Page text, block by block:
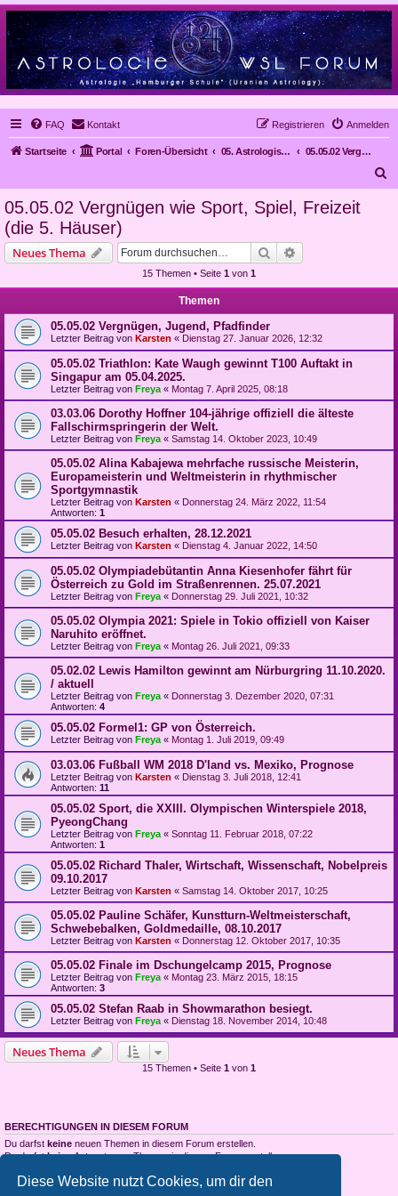
Diese Website nutzt Cookies, um dir den
FAQ Kontakt Anmelden
Registrieren
Startseite Portal Foren-Übersicht 05. Astrologische Gutachten
05.05.02 Vergnügen wie Sport, Spiel, Freizeit (die 5. Häuser)
05.05.02 Vergnügen wie Sport, Spiel, Freizeit
(die 5. Häuser)
Neues Thema Suche
15 Themen • Seite 1 von 1
Themen
05.05.02 Vergnügen, Jugend, Pfadfinder
Letzter Beitrag von Karsten « Dienstag 27. Januar 2026, 12:32
05.05.02 Triathlon: Kate Waugh gewinnt T100 Auftakt in
Singapur am 05.04.2025.
Letzter Beitrag von Freya « Montag 7. April 2025, 08:18
03.03.06 Dorothy Hoffner 104-jährige offiziell die älteste
Fallschirmspringerin der Welt.
Letzter Beitrag von Freya « Samstag 14. Oktober 2023, 10:49
05.05.02 Alina Kabajewa mehrfache russische Meisterin,
Europameisterin und Weltmeisterin in rhythmischer
Sportgymnastik
Letzter Beitrag von Karsten « Donnerstag 24. März 2022, 11:54
Antworten: 1
05.05.02 Besuch erhalten, 28.12.2021
Letzter Beitrag von Karsten « Dienstag 4. Januar 2022, 14:50
05.05.02 Olympiadebütantin Anna Kiesenhofer fährt für
Österreich zu Gold im Straßenrennen. 25.07.2021
Letzter Beitrag von Freya « Donnerstag 29. Juli 2021, 10:32
05.05.02 Olympia 2021: Spiele in Tokio offiziell von Kaiser
Naruhito eröffnet.
Letzter Beitrag von Freya « Montag 26. Juli 2021, 09:33
05.02.02 Lewis Hamilton gewinnt am Nürburgring 11.10.2020.
/ aktuell
Letzter Beitrag von Freya « Donnerstag 3. Dezember 2020, 07:31
Antworten: 4
05.05.02 Formel1: GP von Österreich.
Letzter Beitrag von Freya « Montag 1. Juli 2019, 09:49
03.03.06 Fußball WM 2018 D'land vs. Mexiko, Prognose
Letzter Beitrag von Karsten « Dienstag 3. Juli 2018, 12:41
Antworten: 11
05.05.02 Sport, die XXIII. Olympischen Winterspiele 2018,
PyeongChang
Letzter Beitrag von Freya « Sonntag 11. Februar 2018, 07:22
Antworten: 1
05.05.02 Richard Thaler, Wirtschaft, Wissenschaft, Nobelpreis
09.10.2017
Letzter Beitrag von Karsten « Samstag 14. Oktober 2017, 10:25
05.05.02 Pauline Schäfer, Kunstturn-Weltmeisterschaft,
Schwebebalken, Goldmedaille, 08.10.2017
Letzter Beitrag von Karsten « Donnerstag 12. Oktober 2017, 10:35
05.05.02 Finale im Dschungelcamp 2015, Prognose
Letzter Beitrag von Freya « Montag 23. März 2015, 18:15
Antworten: 3
05.05.02 Stefan Raab in Showmarathon besiegt.
Letzter Beitrag von Freya « Dienstag 18. November 2014, 10:48
Neues Thema
15 Themen • Seite 1 von 1
BERECHTIGUNGEN IN DIESEM FORUM
Du darfst keine neuen Themen in diesem Forum erstellen.
Du darfstkeineAntworten zu Themen in diesem Forum erstellen.
Du darfst deine Beiträge in diesem Forumnicht löschen.